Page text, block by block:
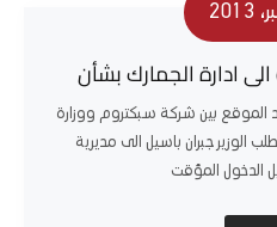
ادارة الجمارك بشأن
الموقع بين شركة سبكتروم ووزارة
الوزير جبران باسيل الى مديرية
الدخول المؤقت